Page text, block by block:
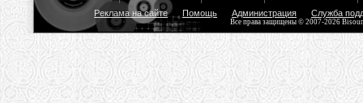
Реклама на сайте Помощь Администрация Служба
Все права защищены © 2007-2026